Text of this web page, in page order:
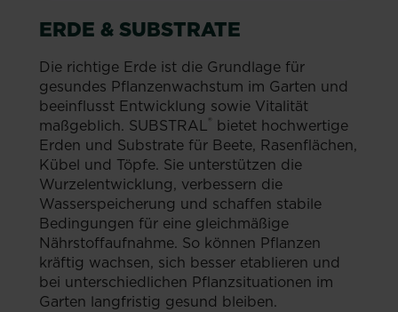
ERDE & SUBSTRATE
Die richtige Erde ist die Grundlage für
gesundes Pflanzenwachstum im Garten und
beeinflusst Entwicklung sowie Vitalität
maßgeblich. SUBSTRAL® bietet hochwertige
Erden und Substrate für Beete, Rasenflächen,
Kübel und Töpfe. Sie unterstützen die
Wurzelentwicklung, verbessern die
Wasserspeicherung und schaffen stabile
Bedingungen für eine gleichmäßige
Nährstoffaufnahme. So können Pflanzen
kräftig wachsen, sich besser etablieren und
bei unterschiedlichen Pflanzsituationen im
Garten langfristig gesund bleiben.